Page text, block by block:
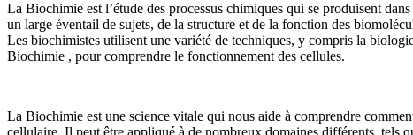
La Biochimie est l’étude des processus chimiques qui se produisent
un large éventail de sujets, de la structure et de la fonction des
Les biochimistes utilisent une variété de techniques, y compris la
Biochimie , pour comprendre le fonctionnement des cellules.
La Biochimie est une science vitale qui nous aide à comprendre